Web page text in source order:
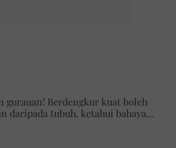
gurauan! Berdengkur kuat boleh
daripada tubuh, ketahui bahaya